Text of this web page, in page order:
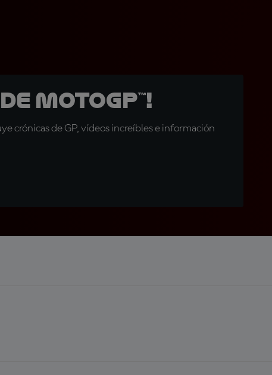
MotoGP™!
crónicas de GP, vídeos increíbles e información